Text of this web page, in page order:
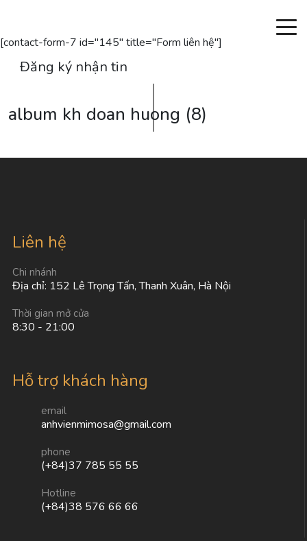
[contact-form-7 id="145" title="Form liên hệ"]
Đăng ký nhận tin
album kh doan huong (8)
Liên hệ
Chi nhánh
Địa chỉ: 152 Lê Trọng Tấn, Thanh Xuân, Hà Nội
Thời gian mở cửa
8:30 - 21:00
Hỗ trợ khách hàng
email
anhvienmimosa@gmail.com
phone
(+84)37 785 55 55
Hotline
(+84)38 576 66 66